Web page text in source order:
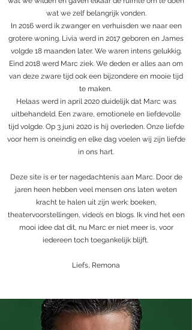
wat we zelf belangrijk vonden.
In 2016 werd ik zwanger en verhuisden we naar een
grotere woning. Livia werd in 2017 geboren en James
volgde 18 maanden later. We waren intens gelukkig.
Eind 2018 werd Marc ziek. We deden er alles aan om
van deze zware tijd ook een bijzondere en mooie tijd
te maken.
Helaas werd in april 2020 duidelijk dat Marc was
uitbehandeld. Een zware, emotionele en liefdevolle
tijd volgde. Op 3 juni 2020 is hij overleden. Onze liefde
voor hem is oneindig en elke dag voelen wij zijn liefde
in ons hart.
Deze site is er ter nagedachtenis aan Marc. Door de
jaren heen hebben veel mensen ons laten weten
kracht te halen uit zijn werk: boeken,
theatervoorstellingen, video’s en blogs. Ik vind het een
mooi idee dat dit, nu Marc er niet meer is, voor
iedereen toch toegankelijk blijft.
Liefs, Remona